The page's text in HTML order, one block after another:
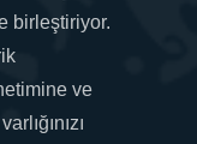
birleştiriyor.
ve